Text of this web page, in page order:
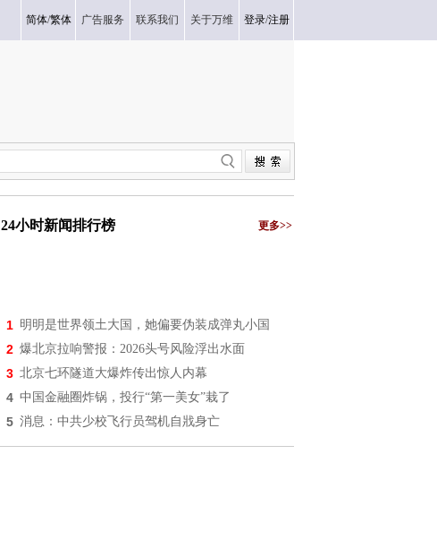
简体/繁体 广告服务 联系我们 关于万维 登录/注册
24小时新闻排行榜 更多>>
1 明明是世界领土大国，她偏要伪装成弹丸小国
2 爆北京拉响警报：2026头号风险浮出水面
3 北京七环隧道大爆炸传出惊人内幕
4 中国金融圈炸锅，投行“第一美女”栽了
5 消息：中共少校飞行员驾机自戕身亡